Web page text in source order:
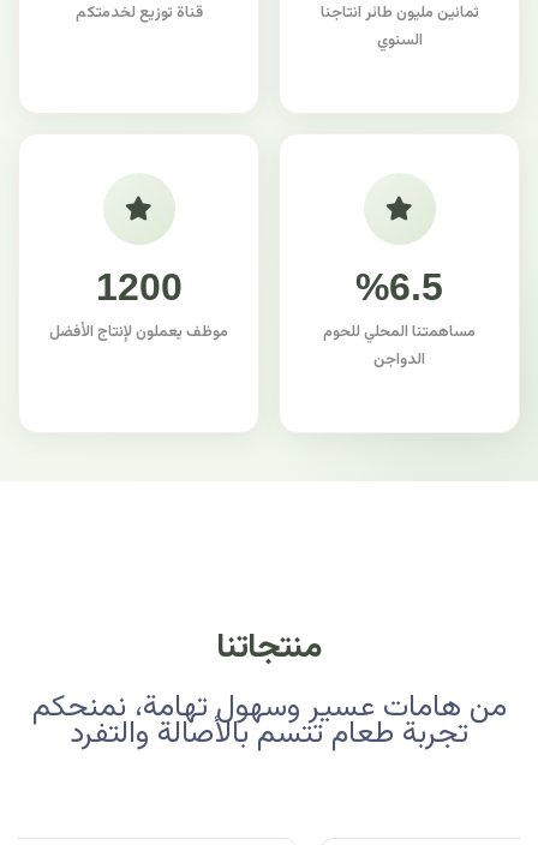
ثمانين مليون طائر انتاجنا
السنوي
قناة توزيع لخدمتكم
%6.5
مساهمتنا المحلي للحوم
الدواجن
1200
موظف يعملون لإنتاج الأفضل
منتجاتنا
من هامات عسير وسهول تهامة، نمنحكم
تجربة طعام تتسم بالأصالة والتفرد